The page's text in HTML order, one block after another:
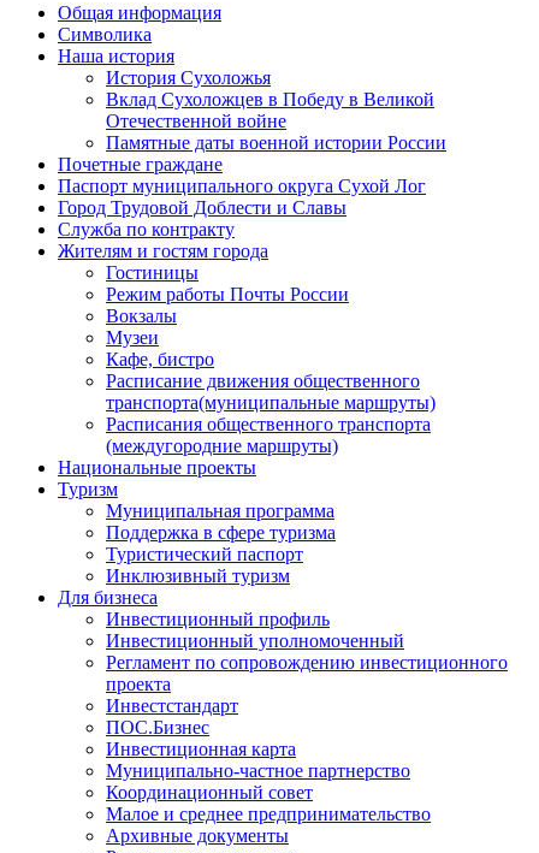
Общая информация
Символика
Наша история
История Сухоложья
Вклад Сухоложцев в Победу в Великой
Отечественной войне
Памятные даты военной истории России
Почетные граждане
Паспорт муниципального округа Сухой Лог
Город Трудовой Доблести и Славы
Служба по контракту
Жителям и гостям города
Гостиницы
Режим работы Почты России
Вокзалы
Музеи
Кафе, бистро
Расписание движения общественного
транспорта(муниципальные маршруты)
Расписания общественного транспорта
(междугородние маршруты)
Национальные проекты
Туризм
Муниципальная программа
Поддержка в сфере туризма
Туристический паспорт
Инклюзивный туризм
Для бизнеса
Инвестиционный профиль
Инвестиционный уполномоченный
Регламент по сопровождению инвестиционного
проекта
Инвестстандарт
ПОС.Бизнес
Инвестиционная карта
Муниципально-частное партнерство
Координационный совет
Малое и среднее предпринимательство
Архивные документы